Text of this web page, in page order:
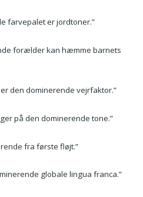
farvepalet er jordtoner.”
forælder kan hæmme barnets
den dominerende vejrfaktor.”
på den dominerende tone.”
fra første fløjt.”
globale lingua franca.”